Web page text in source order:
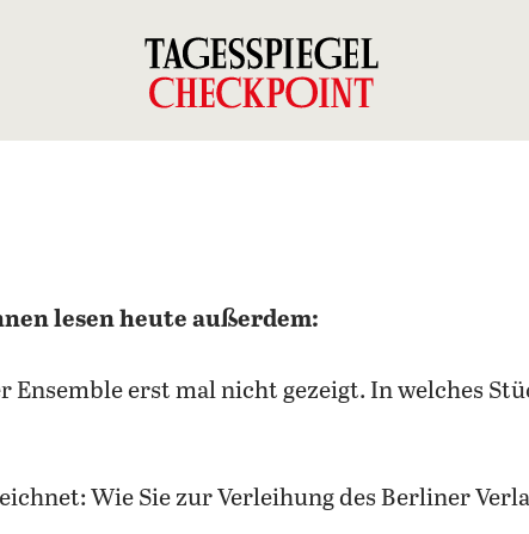
lesen heute außerdem:
Ensemble erst mal nicht gezeigt. In welches
Wie Sie zur Verleihung des Berliner